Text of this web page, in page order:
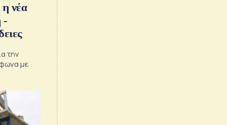
νέα
-
την
με